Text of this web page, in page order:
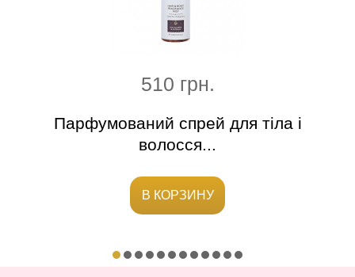
510 грн.
Парфумований спрей для тіла і
волосся...
В КОРЗИНУ